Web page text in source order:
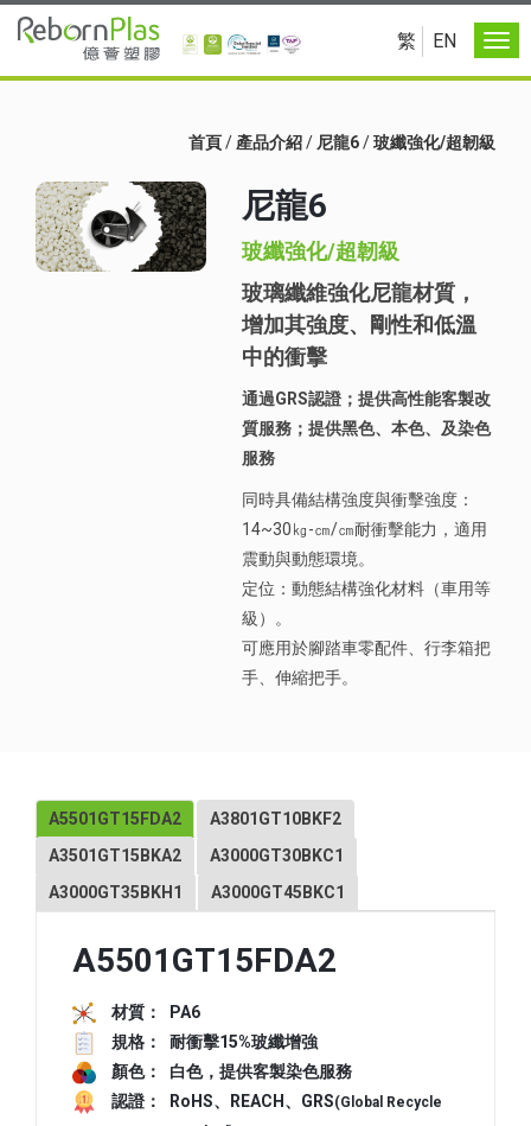
繁 EN
首頁/ 產品介紹/ 尼龍6/玻纖強化/超韌級
尼龍6
玻纖強化/超韌級
玻璃纖維強化尼龍材質，
增加其強度、剛性和低溫
中的衝擊
通過GRS認證；提供高性能客製改
質服務；提供黑色、本色、及染色
服務
同時具備結構強度與衝擊強度：
14~30㎏-㎝/㎝耐衝擊能力，適用
震動與動態環境。
定位：動態結構強化材料（車用等
級）。
可應用於腳踏車零配件、行李箱把
手、伸縮把手。
A5501GT15FDA2
A3801GT10BKF2
A3501GT15BKA2
A3000GT30BKC1
A3000GT35BKH1
A3000GT45BKC1
A5501GT15FDA2
材質：
PA6
規格：
耐衝擊15%玻纖增強
顏色：
白色，提供客製染色服務
認證：
RoHS、REACH、GRS(Global Recycle